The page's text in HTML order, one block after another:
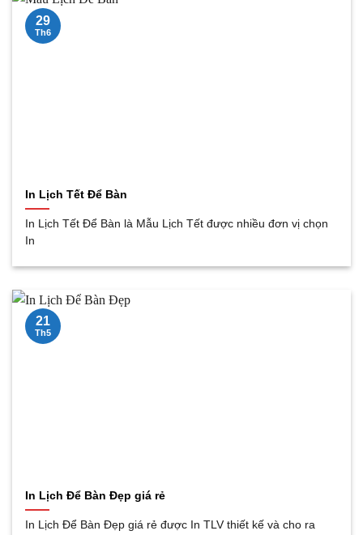
In Lịch Tết Để Bàn
In Lịch Tết Để Bàn là Mẫu Lịch Tết được nhiều đơn vị chọn
In
29
Th6
In Lịch Để Bàn Đẹp giá rẻ
In Lịch Để Bàn Đẹp giá rẻ được In TLV thiết kế và cho ra
21
Th5